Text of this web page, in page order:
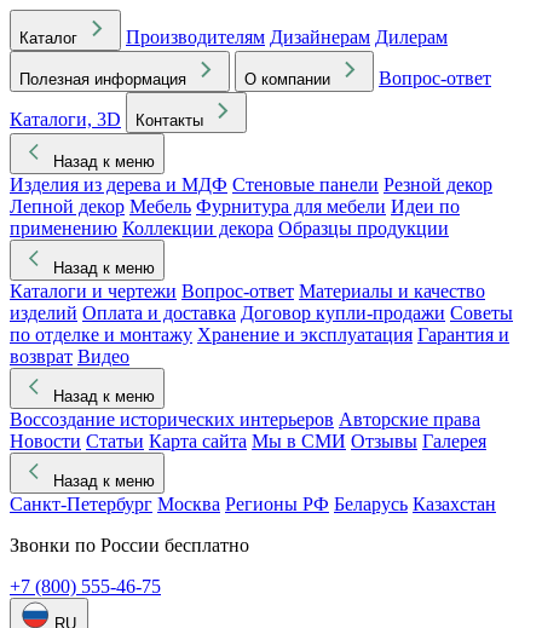
Каталог Производителям Дизайнерам Дилерам
Полезная информация О компании
Вопрос-ответ
Каталоги, 3D
Контакты
Назад к меню
Изделия из дерева и МДФ Стеновые панели Резной декор
Лепной декор Мебель Фурнитура для мебели Идеи по
применению Коллекции декора Образцы продукции
Назад к меню
Каталоги и чертежи Вопрос-ответ Материалы и качество
изделий Оплата и доставка Договор купли-продажи Советы
по отделке и монтажу Хранение и эксплуатация Гарантия и
возврат Видео
Назад к меню
Воссоздание исторических интерьеров Авторские права
Новости Статьи Карта сайта Мы в СМИ Отзывы Галерея
Назад к меню
Санкт-Петербург Москва Регионы РФ Беларусь Казахстан
Звонки по России бесплатно
+7 (800) 555-46-75
RU